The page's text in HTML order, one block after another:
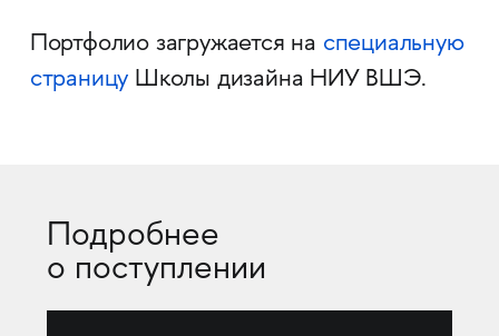
Портфолио загружается на специальную
страницу Школы дизайна НИУ ВШЭ.
Подробнее
о поступлении